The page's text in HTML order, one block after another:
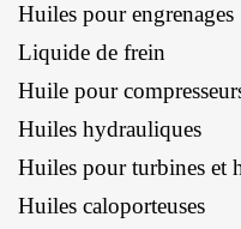
Huiles pour engrenages
Liquide de frein
Huile pour
Huiles hydrauliques
Huiles pour turbines et
Huiles caloporteuses